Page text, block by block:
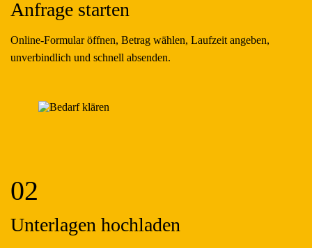
Anfrage starten
Online-Formular öffnen, Betrag wählen, Laufzeit angeben,
unverbindlich und schnell absenden.
02
Unterlagen hochladen